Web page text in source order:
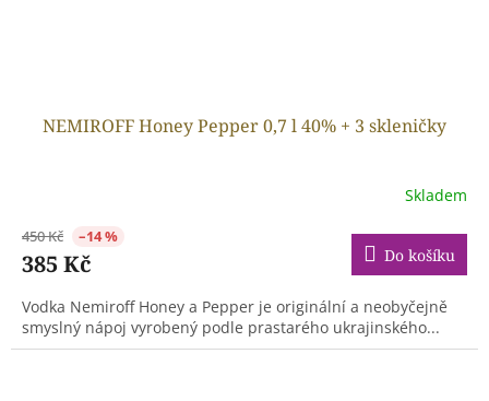
NEMIROFF Honey Pepper 0,7 l 40% + 3 skleničky
Skladem
450 Kč –14 %
385 Kč Do košíku
Vodka Nemiroff Honey a Pepper je originální a neobyčejně
smyslný nápoj vyrobený podle prastarého ukrajinského...